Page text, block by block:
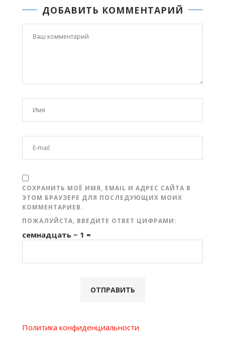
ДОБАВИТЬ КОММЕНТАРИЙ
СОХРАНИТЬ МОЁ ИМЯ, EMAIL И АДРЕС САЙТА В
ЭТОМ БРАУЗЕРЕ ДЛЯ ПОСЛЕДУЮЩИХ МОИХ
КОММЕНТАРИЕВ.
ПОЖАЛУЙСТА, ВВЕДИТЕ ОТВЕТ ЦИФРАМИ:
семнадцать − 1 =
Политика конфиденциальности